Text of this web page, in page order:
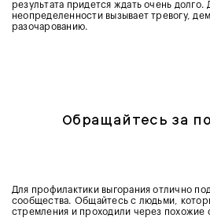
результата придется ждать очень
неопределенности вызывает тревогу,
разочарованию.
Обращайтесь за
Для профилактики выгорания отлично
сообщества. Общайтесь с людьми,
стремления и проходили через похожие